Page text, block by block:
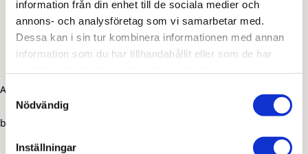
information från din enhet till de sociala medier och
annons- och analysföretag som vi samarbetar med.
Dessa kan i sin tur kombinera informationen med annan
information som du har tillhandahållit eller som de har
Samtyckesval
Nödvändig
Inställningar
Application error: a client-side exception has occurred (see the
browser console for more information)